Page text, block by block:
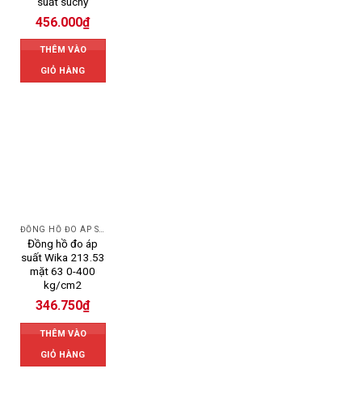
456.000₫
THÊM VÀO
GIỎ HÀNG
Đồng hồ đo áp
suất Wika 213.53
mặt 63 0-400
kg/cm2
346.750₫
THÊM VÀO
GIỎ HÀNG